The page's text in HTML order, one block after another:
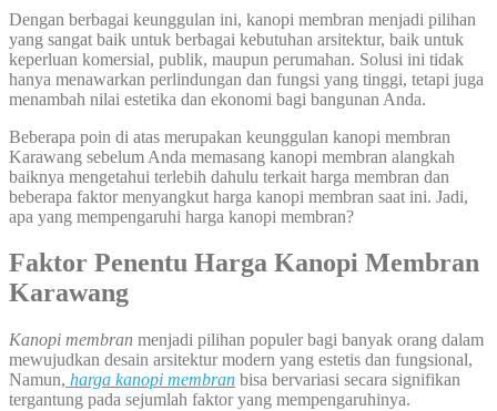
Dengan berbagai keunggulan ini, kanopi membran menjadi pilihan
yang sangat baik untuk berbagai kebutuhan arsitektur, baik untuk
keperluan komersial, publik, maupun perumahan. Solusi ini tidak
hanya menawarkan perlindungan dan fungsi yang tinggi, tetapi juga
menambah nilai estetika dan ekonomi bagi bangunan Anda.
Beberapa poin di atas merupakan keunggulan kanopi membran
Karawang sebelum Anda memasang kanopi membran alangkah
baiknya mengetahui terlebih dahulu terkait harga membran dan
beberapa faktor menyangkut harga kanopi membran saat ini. Jadi,
apa yang mempengaruhi harga kanopi membran?
Faktor Penentu Harga Kanopi Membran
Karawang
Kanopi membran menjadi pilihan populer bagi banyak orang dalam
mewujudkan desain arsitektur modern yang estetis dan fungsional,
Namun, harga kanopi membran bisa bervariasi secara signifikan
tergantung pada sejumlah faktor yang mempengaruhinya.